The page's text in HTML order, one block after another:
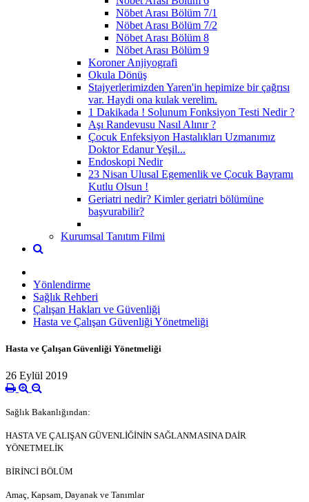
Nöbet Arası Bölüm 7/1
Nöbet Arası Bölüm 7/2
Nöbet Arası Bölüm 8
Nöbet Arası Bölüm 9
Koroner Anjiyografi
Okula Dönüş
Stajyerlerimizden Yaren'in hepimize bir çağrısı
var. Haydi ona kulak verelim.
1 Dakikada ! Solunum Fonksiyon Testi Nedir ?
Aşı Randevusu Nasıl Alınır ?
Çocuk Enfeksiyon Hastalıkları Uzmanımız
Doktor Edanur Yeşil...
Endoskopi Nedir
23 Nisan Ulusal Egemenlik ve Çocuk Bayramı
Kutlu Olsun !
Geriatri nedir? Kimler geriatri bölümüne
başvurabilir?
Kurumsal Tanıtım Filmi
Yönlendirme
Sağlık Rehberi
Çalışan Hakları ve Güvenliği
Hasta ve Çalışan Güvenliği Yönetmeliği
Hasta ve Çalışan Güvenliği Yönetmeliği
26 Eylül 2019
Sağlık Bakanlığından:
HASTA VE ÇALIŞAN GÜVENLİĞİNİN SAĞLANMASINA DAİR
YÖNETMELİK
BİRİNCİ BÖLÜM
Amaç, Kapsam, Dayanak ve Tanımlar